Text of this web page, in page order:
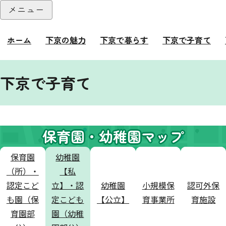
本文へ
メニュー
ホーム 下京の魅力 下京で暮らす 下京で子育て
下京で子育て
保育園・幼稚園マップ
保育園
（所）・
認定こど
も園（保
育園部
幼稚園
【私
立】・認
定こども
園（幼稚
幼稚園
【公立】
小規模保
育事業所
認可外保
育施設